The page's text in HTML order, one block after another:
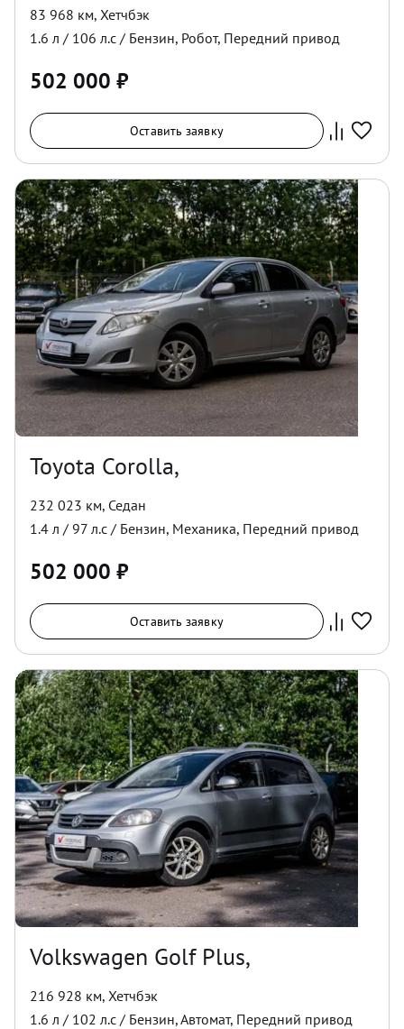
83 968 км, Хетчбэк
1.6 л / 106 л.с / Бензин, Робот, Передний привод
502 000 ₽
Оставить заявку
Toyota Corolla,
232 023 км, Седан
1.4 л / 97 л.с / Бензин, Механика, Передний привод
502 000 ₽
Оставить заявку
Volkswagen Golf Plus,
216 928 км, Хетчбэк
1.6 л / 102 л.с / Бензин,Автомат, Передний привод